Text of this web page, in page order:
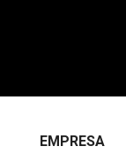
EMPRESA